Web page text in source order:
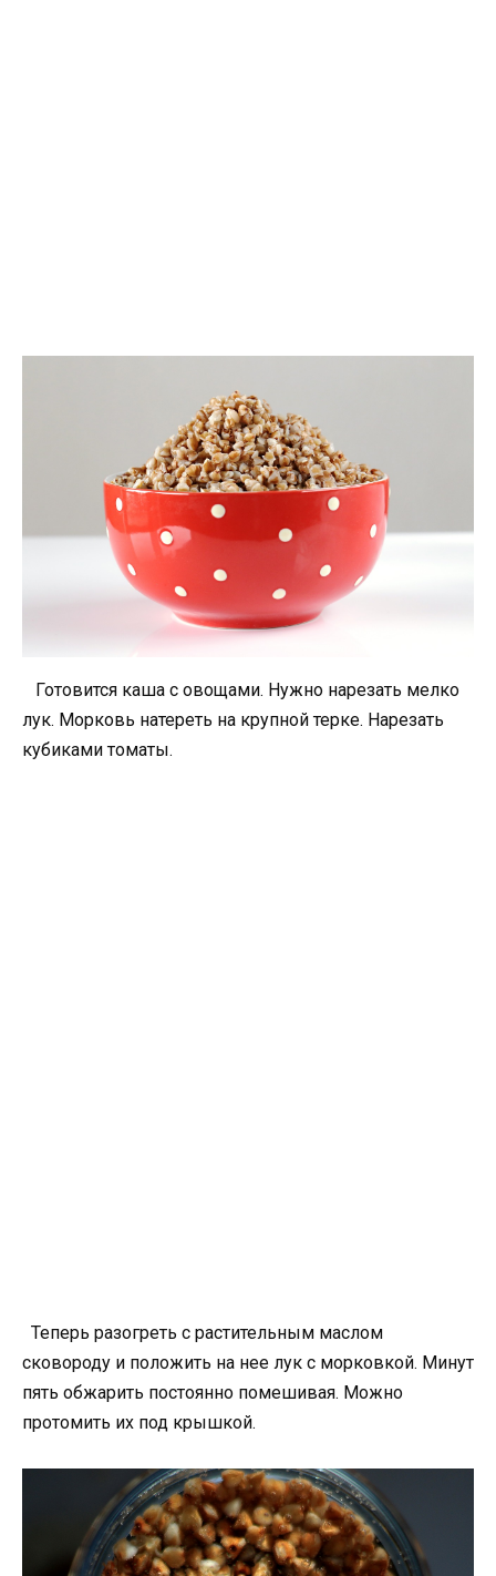
Готовится каша с овощами. Нужно нарезать мелко
лук. Морковь натереть на крупной терке. Нарезать
кубиками томаты.
Теперь разогреть с растительным маслом
сковороду и положить на нее лук с морковкой. Минут
пять обжарить постоянно помешивая. Можно
протомить их под крышкой.